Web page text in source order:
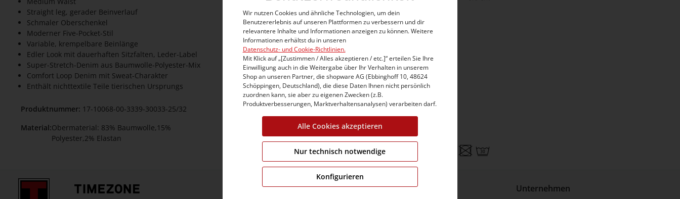
Straight leg, gerader Beinverlauf
Schmaler Oberschenkel
Moderner Five-Pocket-Stil
Variable, krempelbare Beinlänge
Edler Look mit dauerhaften Sitzfalten, Leder-Label
Super-Stretch-Denim aus Baumwolle-Polyester-Mix
Comfort Loop Denim mit Sweat-Charakter
Enthält nichttextile Teile tierischen Ursprungs
Produktnummer: 17-10068-00-3339-30033-25/32
Material:Obermaterial: 83% Baumwolle,15%
Polyester,2% Elastan
Kundeninformation Unternehmen
Wir nutzen Cookies und ähnliche Technologien, um dein
Benutzererlebnis auf unseren Plattformen zu verbessern und dir
relevantere Inhalte und Informationen anzeigen zu können. Weitere
Informationen erhältst du in unseren
Datenschutz- und Cookie-Richtlinien.
Mit Klick auf „[Zustimmen / Alles akzeptieren / etc.]“ erteilen Sie Ihre
Einwilligung auch in die Weitergabe über Ihr Verhalten in unserem
Shop an unseren Partner, die shopware AG (Ebbinghoff 10, 48624
Schöppingen, Deutschland), die diese Daten Ihnen nicht persönlich
zuordnen kann, sie aber zu eigenen Zwecken (z.B.
Produktverbesserungen, Marktverhaltensanalysen) verarbeiten darf.
Alle Cookies akzeptieren
Nur technisch notwendige
Konfigurieren